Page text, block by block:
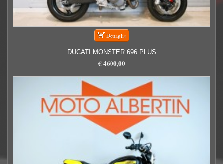
DUCATI MONSTER 696 PLUS
€ 4600,00